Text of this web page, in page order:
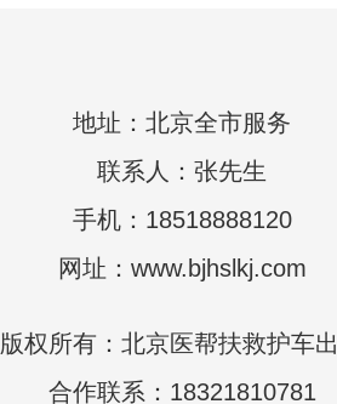
地址：北京全市服务
联系人：张先生
手机：18518888120
网址：www.bjhslkj.com
版权所有：北京医帮扶救护车
合作联系：18321810781